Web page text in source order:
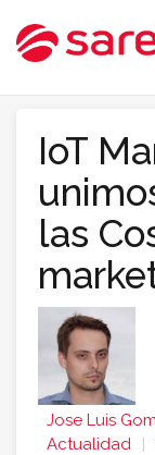
IoT
las
Jose Luis
Actualidad